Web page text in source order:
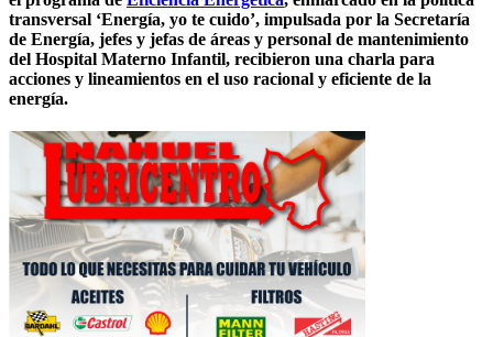
transversal ‘Energía, yo te cuido’, impulsada por la Secretaría
de Energía, jefes y jefas de áreas y personal de mantenimiento
del Hospital Materno Infantil, recibieron una charla para
acciones y lineamientos en el uso racional y eficiente de la
energía.